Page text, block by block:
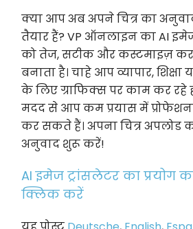
क्या आप अब अपने चित्र का
तैयार हैं? VP ऑनलाइन का AI इमेज
को तेज, सटीक और कस्टमाइज़
बनाता है। चाहे आप व्यापार, शिक्षा
के लिए ग्राफिक्स पर काम कर रहे
मदद से आप कम प्रयास में
कर सकते हैं। अपना चित्र अपलोड
अनुवाद शुरू करें!
AI इमेज ट्रांसलेटर का प्रयोग
क्लिक करें